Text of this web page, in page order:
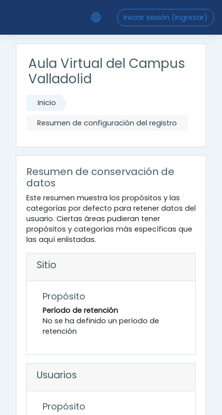
Iniciar sesión (ingresar)
Aula Virtual del Campus
Valladolid
Inicio
Resumen de configuración del registro
Resumen de conservación de
datos
Este resumen muestra los propósitos y las
categorías por defecto para retener datos del
usuario. Ciertas áreas pudieran tener
propósitos y categorías más específicas que
las aquí enlistadas.
Sitio
Propósito
Período de retención
No se ha definido un período de
retención
Usuarios
Propósito